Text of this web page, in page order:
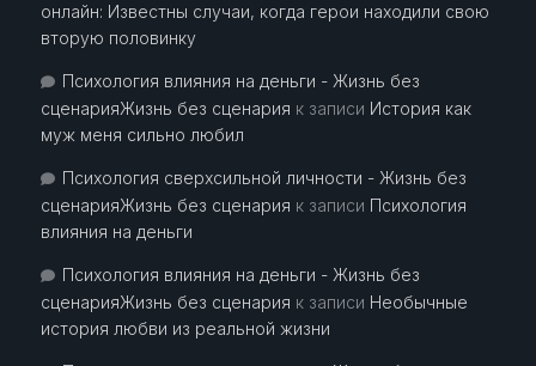
онлайн: Известны случаи, когда герои находили свою
вторую половинку
Психология влияния на деньги - Жизнь без
сценарияЖизнь без сценария к записи История как
муж меня сильно любил
Психология сверхсильной личности - Жизнь без
сценарияЖизнь без сценария к записи Психология
влияния на деньги
Психология влияния на деньги - Жизнь без
сценарияЖизнь без сценария к записи Необычные
история любви из реальной жизни